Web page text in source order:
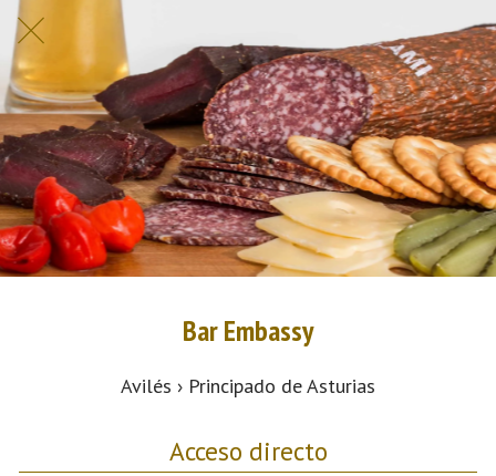
Bar Embassy
Avilés › Principado de Asturias
Acceso directo